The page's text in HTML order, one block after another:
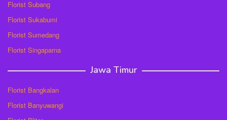
Florist Subang
Florist Sukabumi
Florist Sumedang
Florist Singaparna
Jawa Timur
Florist Bangkalan
Florist Banyuwangi